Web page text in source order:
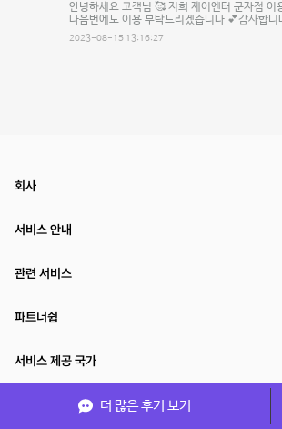
안녕하세요 고객님 🥰 저희 제이엔터 군자점 이
다음번에도 이용 부탁드리겠습니다 💕감사합니
2023-08-15 13:16:27
더 많은 후기 보기
회사
서비스 안내
관련 서비스
파트너쉽
서비스 제공 국가